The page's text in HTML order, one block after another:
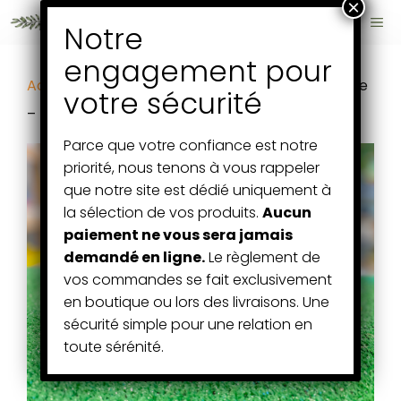
Aller
Accueil/ Fruits et Légumes/ 500 gr oignon paille
– france
Parce que votre confiance est notre
priorité, nous tenons à vous rappeler
que notre site est dédié uniquement à
la sélection de vos produits. Aucun
paiement ne vous sera jamais
demandé en ligne.Le règlement de
vos commandes se fait exclusivement
en boutique ou lors des livraisons. Une
sécurité simple pour une relation en
toute sérénité.